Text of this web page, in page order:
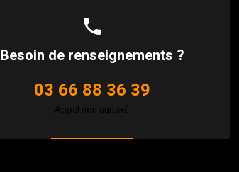
phone
Besoin de renseignements ?
03 66 88 36 39
Appel non surtaxé